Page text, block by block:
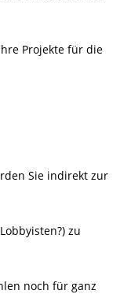
Projekte für die
Sie indirekt zur
zu
noch für ganz